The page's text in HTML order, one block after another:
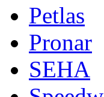
Petlas
Pronar
SEHA